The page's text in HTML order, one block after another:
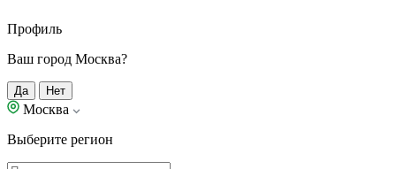
Профиль
Ваш город Москва?
Да Нет
Москва
Выберите регион